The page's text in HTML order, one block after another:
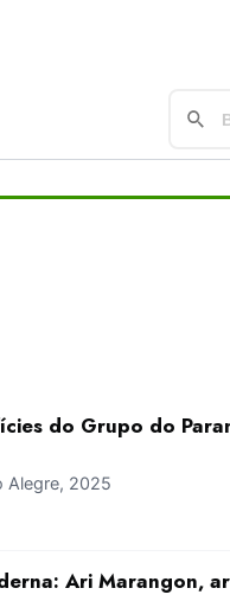
do Grupo do
Alegre, 2025
Ari Marangon,